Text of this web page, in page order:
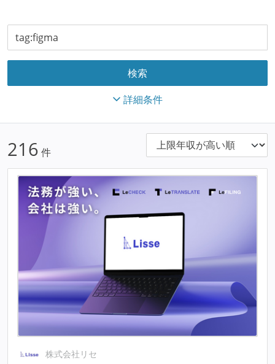
詳細条件
216 件
株式会社リセ